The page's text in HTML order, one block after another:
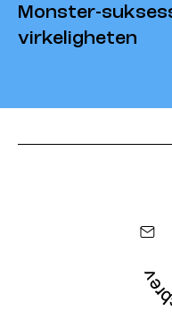
Monster-
virkeligheten